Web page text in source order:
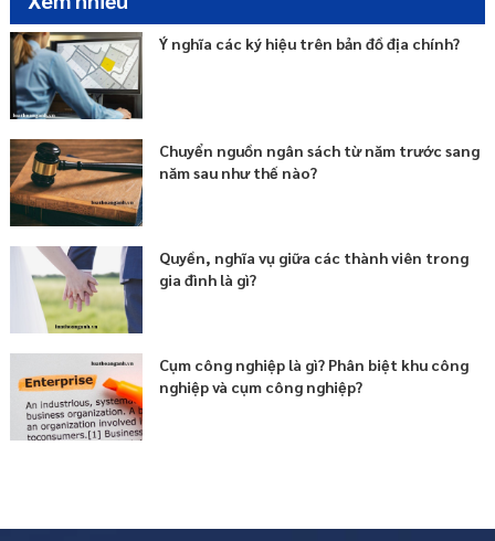
Ý nghĩa các ký hiệu trên bản đồ địa chính?
Chuyển nguồn ngân sách từ năm trước sang
năm sau như thế nào?
Quyền, nghĩa vụ giữa các thành viên trong
gia đình là gì?
Cụm công nghiệp là gì? Phân biệt khu công
nghiệp và cụm công nghiệp?